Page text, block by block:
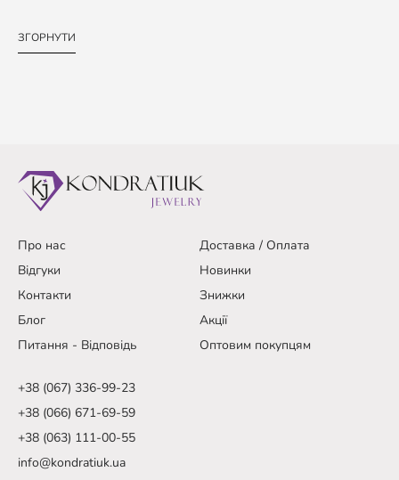
ЗГОРНУТИ
Про нас
Доставка / Оплата
Відгуки
Новинки
Контакти
Знижки
Блог
Акції
Питання - Відповідь
Оптовим покупцям
+38 (067) 336-99-23
+38 (066) 671-69-59
+38 (063) 111-00-55
info@kondratiuk.ua